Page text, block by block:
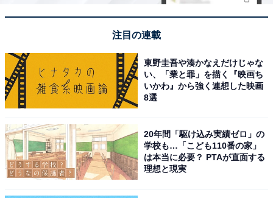
注目の連載
東野圭吾や湊かなえだけじゃな
い、「業と罪」を描く『映画ち
いかわ』から強く連想した映画
8選
20年間「駆け込み実績ゼロ」の
学校も…「こども110番の家」
は本当に必要？ PTAが直面する
理想と現実